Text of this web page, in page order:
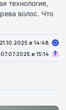
технология,
волос. Что
в 14:48
в 15:14